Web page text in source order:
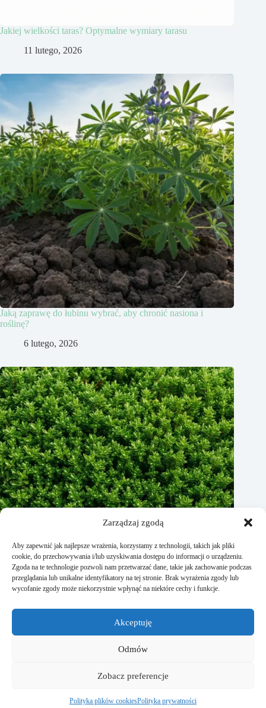
Zarządzaj zgodą
Aby zapewnić jak najlepsze wrażenia, korzystamy z technologii, takich jak pliki
cookie, do przechowywania i/lub uzyskiwania dostępu do informacji o urządzeniu.
Zgoda na te technologie pozwoli nam przetwarzać dane, takie jak zachowanie podczas
przeglądania lub unikalne identyfikatory na tej stronie. Brak wyrażenia zgody lub
wycofanie zgody może niekorzystnie wpłynąć na niektóre cechy i funkcje.
Akceptuję
Odmów
Zobacz preferencje
Polityka plików cookiesPolityka prywatności
Jakiej wielkości taras? Optymalne wymiary tarasu
11 lutego, 2026
Jaką zaprawę do łubinu wybrać, aby chronić nasiona i
roślinę?
6 lutego, 2026
lubią kreować otaczającą ich przestrzeń na własnych
czy remontach.